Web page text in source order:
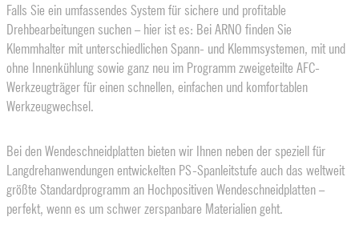
Falls Sie ein umfassendes System für sichere und profitable
Drehbearbeitungen suchen – hier ist es: Bei ARNO finden Sie
Klemmhalter mit unterschiedlichen Spann- und Klemmsystemen, mit und
ohne Innenkühlung sowie ganz neu im Programm zweigeteilte AFC-
Werkzeugträger für einen schnellen, einfachen und komfortablen
Werkzeugwechsel.
Bei den Wendeschneidplatten bieten wir Ihnen neben der speziell für
Langdreh­anwendungen entwickelten PS-Spanleitstufe auch das weltweit
größte Standard­programm an Hochpositiven Wendeschneidplatten –
perfekt, wenn es um schwer zerspanbare Materialien geht.